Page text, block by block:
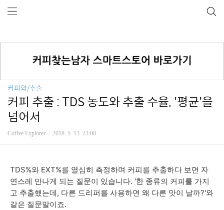
커피와/추출
커피 추출 : TDS 농도와 추출 수율, '평균'을
넘어서
Coffee Explorer 2018. 5. 13. 23:08
TDS%와 EXT%를 열심히 측정하며 커피를 추출하다 보면 자
연스레 만나게 되는 질문이 있습니다. '한 종류의 커피를 가지
고 추출했는데, 다른 드리퍼를 사용하면 왜 다른 맛이 날까?'와
같은 질문말이죠.